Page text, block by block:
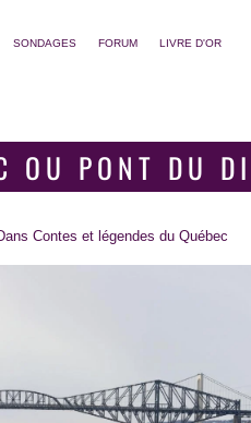
SONDAGES FORUM LIVRE D'OR
OU PONT DU
Contes et légendes du Québec